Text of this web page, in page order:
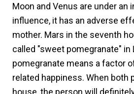
Moon and Venus are under an
influence, it has an adverse
mother. Mars in the seventh
called "sweet pomegranate" in
pomegranate means a factor
related happiness. When both
house, the person will